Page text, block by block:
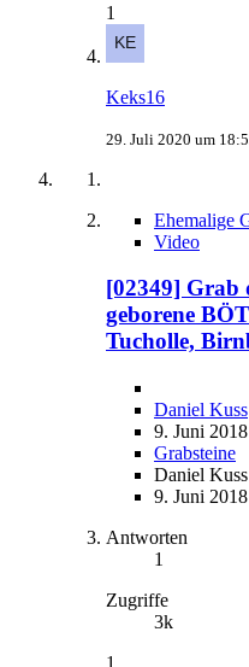
1
Keks16
29. Juli 2020 um
Ehemalige
Video
[02349] Grab
geborene
Tucholle,
Daniel Kuss
9. Juni
Grabsteine
Daniel Kuss
9. Juni
Antworten
1
Zugriffe
3k